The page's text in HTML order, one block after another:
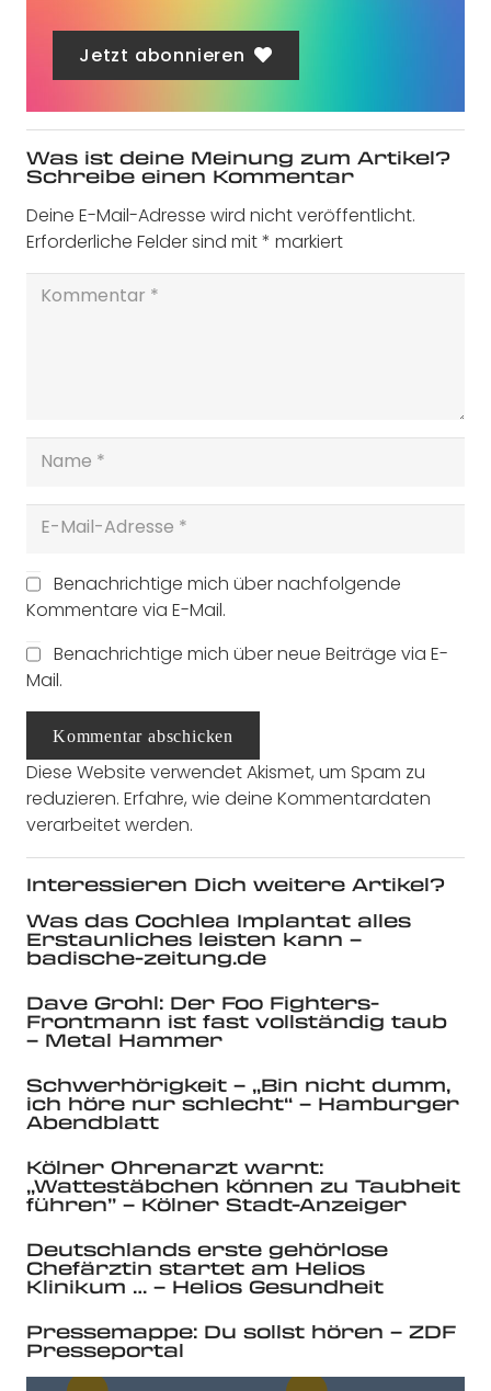
Jetzt abonnieren
Was ist deine Meinung zum Artikel?
Schreibe einen Kommentar
Deine E-Mail-Adresse wird nicht veröffentlicht.
Erforderliche Felder sind mit* markiert
Benachrichtige mich über nachfolgende
Kommentare via E-Mail.
Benachrichtige mich über neue Beiträge via E-
Mail.
Kommentar abschicken
Diese Website verwendet Akismet, um Spam zu
reduzieren. Erfahre, wie deine Kommentardaten
verarbeitet werden.
Interessieren Dich weitere Artikel?
Was das Cochlea Implantat alles
Erstaunliches leisten kann –
badische-zeitung.de
Dave Grohl: Der Foo Fighters-
Frontmann ist fast vollständig taub
– Metal Hammer
Schwerhörigkeit – „Bin nicht dumm,
ich höre nur schlecht“ – Hamburger
Abendblatt
Kölner Ohrenarzt warnt:
„Wattestäbchen können zu Taubheit
führen” – Kölner Stadt-Anzeiger
Deutschlands erste gehörlose
Chefärztin startet am Helios
Klinikum … – Helios Gesundheit
Pressemappe: Du sollst hören – ZDF
Presseportal